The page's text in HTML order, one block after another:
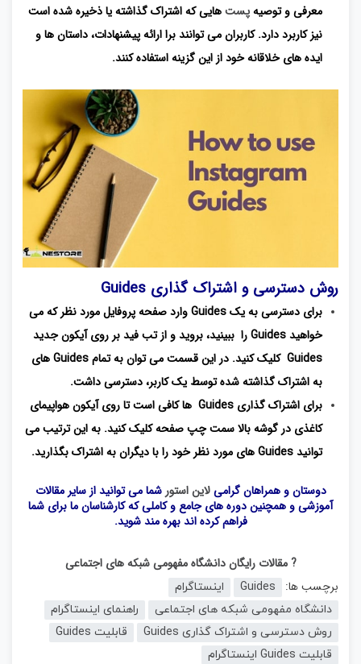
معرفی و توصیهپستهایی که اشتراک گذاشته یا ذخیره شده است
نیز کاربرد دارد. کاربران می توانند برا ارائه پیشنهادات، داستان ها و
ایده های خلاقانه خود از این گزینه استفاده کنند.
روش دسترسی و اشتراک گذاری Guides
برای دسترسی به یک Guides وارد صفحه پروفایل مورد نظر که می
خواهید Guides را ببینید، بروید و از تب فید بر روی آیکون جدید
Guides کلیک کنید. در این قسمت می توان به تمام Guides های
به اشتراک گذاشته شده توسط یک کاربر، دسترسی داشت.
برای اشتراک گذاری Guides ها کافی است تا روی آیکون هواپیمای
کاغذی در گوشه بالا سمت چپ صفحه کلیک کنید. به این ترتیب می
توانید Guides های مورد نظر خود را با دیگران به اشتراک بگذارید.
دوستان و همراهان گرامیلاین استور شما می توانید از سایر مقالات
آموزشی و همچنین دوره های جامع و کاملی که کارشناسان ما برای شما
فراهم کرده اند بهره مند شوید.
? مقالات رایگان دانشگاه مفهومی شبکه های اجتماعی
برچسب ها:
Guides
اینستاگرام
دانشگاه مفهومی شبکه های اجتماعی
راهنمای اینستاگرام
روش دسترسی و اشتراک گذاری Guides
قابلیت Guides
قابلیت Guides اینستاگرام